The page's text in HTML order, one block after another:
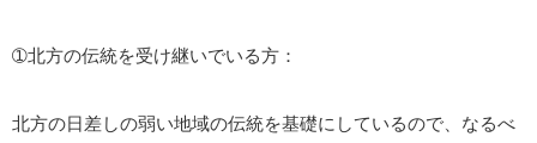
➀北方の伝統を受け継いでいる方：
北方の日差しの弱い地域の伝統を基礎にしているので、なるべ